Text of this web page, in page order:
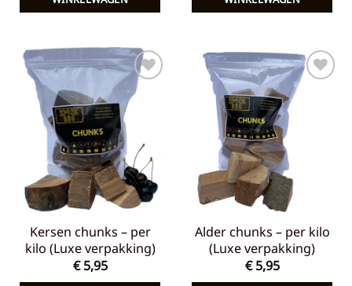
Toevoegen
aan
verlanglijst
Kersen chunks – per
kilo (Luxe verpakking)
€5,95
Toevoegen
verlanglijst
Alder chunks – per kilo
(Luxe verpakking)
€5,95